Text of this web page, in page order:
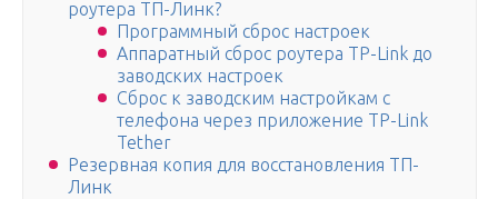
роутера ТП-Линк?
Программный сброс настроек
Аппаратный сброс роутера TP-Link до
заводских настроек
Сброс к заводским настройкам с
телефона через приложение TP-Link
Tether
Резервная копия для восстановления ТП-
Линк